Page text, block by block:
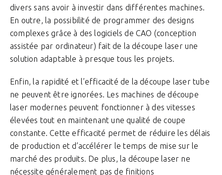
divers sans avoir à investir dans différentes machines.
En outre, la possibilité de programmer des designs
complexes grâce à des logiciels de CAO (conception
assistée par ordinateur) fait de la découpe laser une
solution adaptable à presque tous les projets.
Enfin, la rapidité et l’efficacité de la découpe laser tube
ne peuvent être ignorées. Les machines de découpe
laser modernes peuvent fonctionner à des vitesses
élevées tout en maintenant une qualité de coupe
constante. Cette efficacité permet de réduire les délais
de production et d’accélérer le temps de mise sur le
marché des produits. De plus, la découpe laser ne
nécessite généralement pas de finitions